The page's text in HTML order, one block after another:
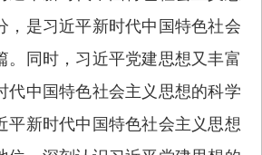
，是习近平新时代中国特色社会
。同时，习近平党建思想又丰富
代中国特色社会主义思想的科学
平新时代中国特色社会主义思想